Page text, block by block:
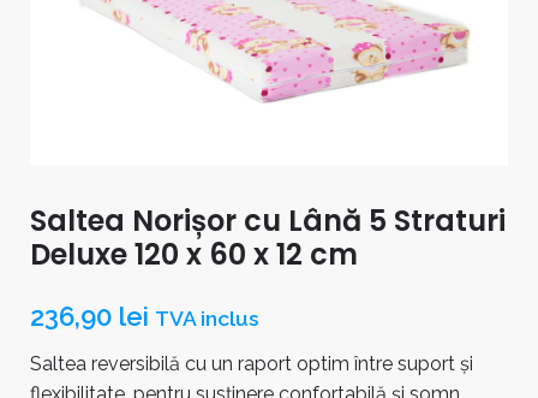
Saltea Norișor cu Lână 5 Straturi
Deluxe 120 x 60 x 12 cm
236,90 lei TVA inclus
Saltea reversibilă cu un raport optim între suport și